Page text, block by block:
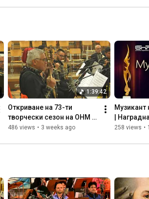
1:39:42
Откриване на 73-ти
творчески сезон на ОНМ
на БНР
486 views • 3 weeks ago
Музикант
|
258 views •